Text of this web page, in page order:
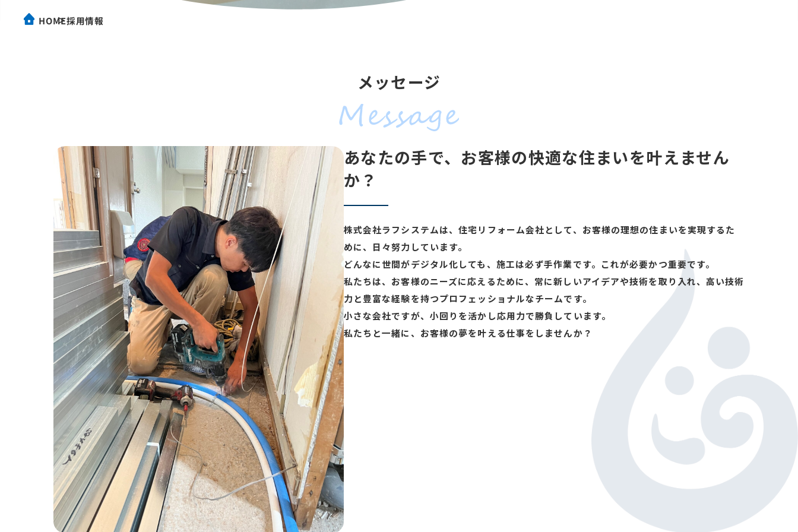
HOME採用情報
メッセージ
あなたの手で、お客様の快適な住まいを叶えません
か？
株式会社ラフシステムは、住宅リフォーム会社として、お客様の理想の住まいを実現するた
めに、日々努力しています。
どんなに世間がデジタル化しても、施工は必ず手作業です。これが必要かつ重要です。
私たちは、お客様のニーズに応えるために、常に新しいアイデアや技術を取り入れ、高い技術
力と豊富な経験を持つプロフェッショナルなチームです。
小さな会社ですが、小回りを活かし応用力で勝負しています。
私たちと一緒に、お客様の夢を叶える仕事をしませんか？